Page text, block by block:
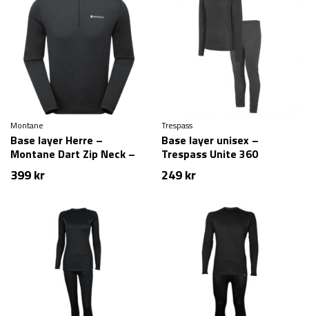
Montane
Base layer Herre –
Montane Dart Zip Neck –
Sort
399kr
Trespass
Base layer unisex –
Trespass Unite 360
249kr